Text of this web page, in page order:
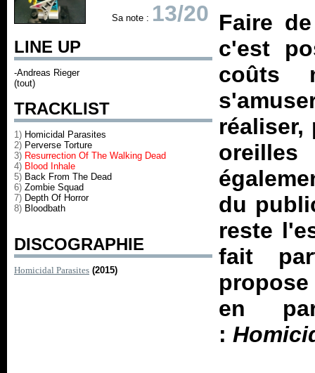
Sa note : 13/20
LINE UP
-Andreas Rieger
(tout)
TRACKLIST
1) Homicidal Parasites
2) Perverse Torture
3) Resurrection Of The Walking Dead
4) Blood Inhale
5) Back From The Dead
6) Zombie Squad
7) Depth Of Horror
8) Bloodbath
DISCOGRAPHIE
Homicidal Parasites (2015)
Faire
c'est
coûts
du
reste
fait
en
: